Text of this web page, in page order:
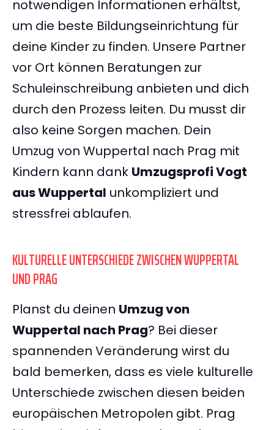
notwendigen Informationen erhältst,
um die beste Bildungseinrichtung für
deine Kinder zu finden. Unsere Partner
vor Ort können Beratungen zur
Schuleinschreibung anbieten und dich
durch den Prozess leiten. Du musst dir
also keine Sorgen machen. Dein
Umzug von Wuppertal nach Prag mit
Kindern kann dank Umzugsprofi Vogt
aus Wuppertal unkompliziert und
stressfrei ablaufen.
KULTURELLE UNTERSCHIEDE ZWISCHEN WUPPERTAL
UND PRAG
Planst du deinen Umzug von
Wuppertal nach Prag? Bei dieser
spannenden Veränderung wirst du
bald bemerken, dass es viele kulturelle
Unterschiede zwischen diesen beiden
europäischen Metropolen gibt. Prag